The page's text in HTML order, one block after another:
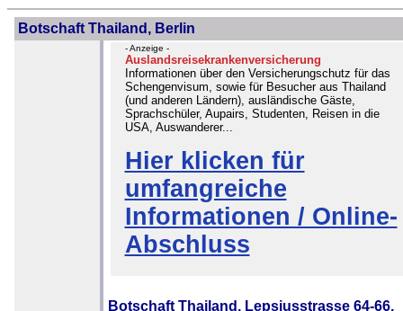
Botschaft Thailand, Berlin
- Anzeige -
Auslandsreisekrankenversicherung
Informationen über den Versicherungschutz für das
Schengenvisum, sowie für Besucher aus Thailand
(und anderen Ländern), ausländische Gäste,
Sprachschüler, Aupairs, Studenten, Reisen in die
USA, Auswanderer...
Hier klicken für
umfangreiche
Informationen / Online-
Abschluss
Botschaft Thailand, Lepsiusstrasse 64-66,